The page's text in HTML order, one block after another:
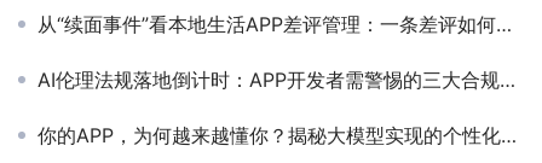
从“续面事件”看本地生活APP差评管理：一条差评如何摧毁商户流量？
AI伦理法规落地倒计时：APP开发者需警惕的三大合规风险
你的APP，为何越来越懂你？揭秘大模型实现的个性化交互革命